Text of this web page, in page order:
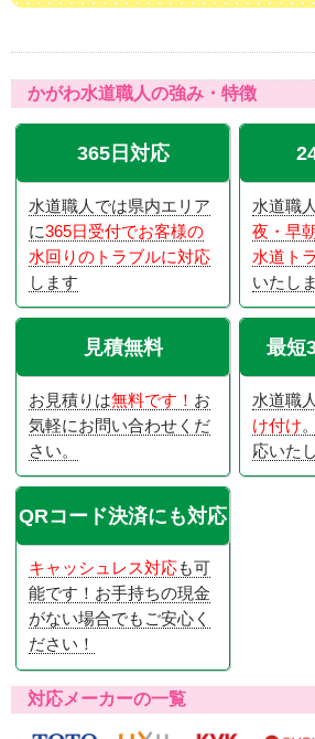
かがわ水道職人の強み・特徴
365日対応
水道職人では県内エリア
に365日受付でお客様の
水回りのトラブルに対応
します
水道職
夜・早
水道ト
いたし
見積無料
お見積りは無料です！ お
気軽にお問い合わせくだ
さい。
最短
水道職
け付け
応いた
QRコード決済にも対応
キャッシュレス対応も可
能です！お手持ちの現金
がない場合でもご安心く
ださい！
対応メーカーの一覧